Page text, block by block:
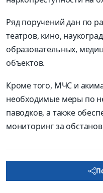
Ряд поручений дан по
театров, кино,
образовательных,
объектов.
Кроме того, МЧС и
необходимые меры по
паводков, а также
мониторинг за